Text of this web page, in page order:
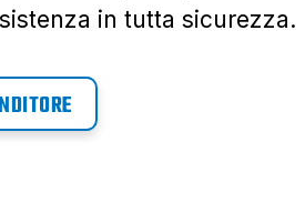
in tutta sicurezza.